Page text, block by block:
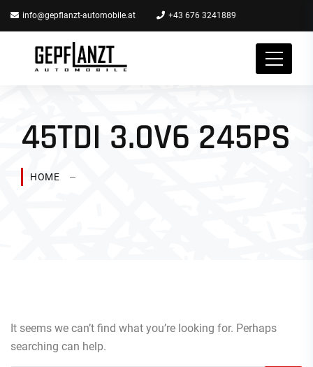
info@gepflanzt-automobile.at +43 676 3241889
45TDI 3.0V6 245PS
HOME
It seems we can’t find what you’re looking for. Perhaps
searching can help.